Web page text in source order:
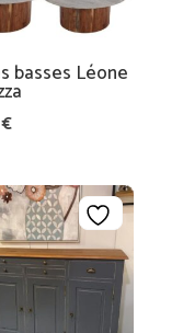
basses Léone
€